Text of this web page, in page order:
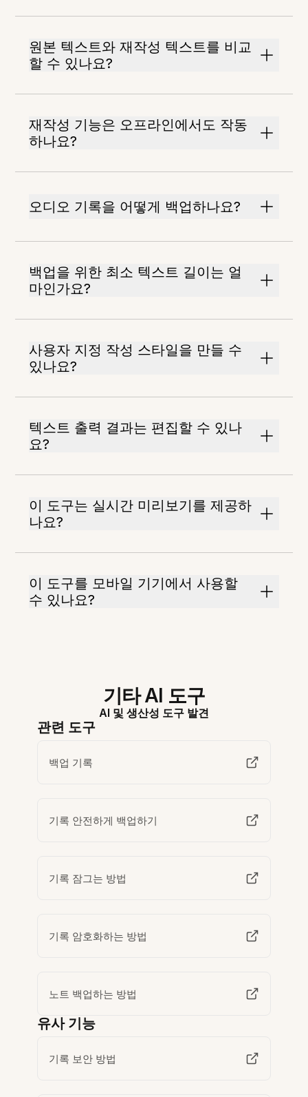
원본 텍스트와 재작성 텍스트를 비교
할 수 있나요?
재작성 기능은 오프라인에서도 작동
하나요?
오디오 기록을 어떻게 백업하나요?
백업을 위한 최소 텍스트 길이는 얼
마인가요?
사용자 지정 작성 스타일을 만들 수
있나요?
텍스트 출력 결과는 편집할 수 있나
요?
이 도구는 실시간 미리보기를 제공하
나요?
이 도구를 모바일 기기에서 사용할
수 있나요?
기타 AI 도구
AI 및 생산성 도구 발견
관련 도구
백업 기록
기록 안전하게 백업하기
기록 잠그는 방법
기록 암호화하는 방법
노트 백업하는 방법
유사 기능
기록 보안 방법